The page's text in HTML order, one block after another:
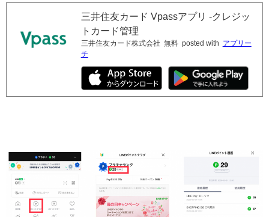
三井住友カード Vpassアプリ -クレジッ
トカード管理
三井住友カード株式会社 無料 posted with
アプリー
チ